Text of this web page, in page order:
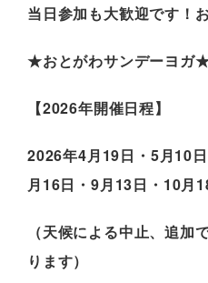
当日参加も大歓迎です！
★おとがわサンデーヨガ
【2026年開催日程】
2026年4月19日・5月10
月16日・9月13日・10月
（天候による中止、追加
ります）